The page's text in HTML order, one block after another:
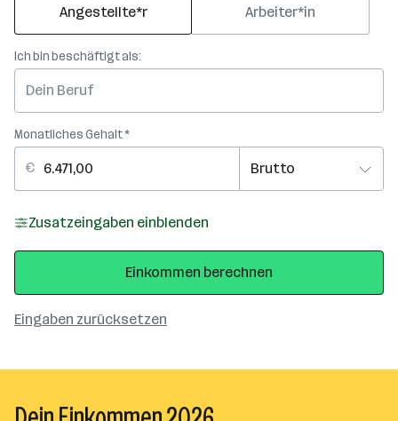
Angestellte*r Arbeiter*in
Ich bin beschäftigt als:
Monatliches Gehalt *
Zusatzeingaben einblenden
Eingaben zurücksetzen
Einkommen berechnen